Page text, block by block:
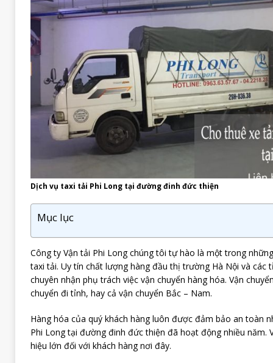
Dịch vụ taxi tải Phi Long tại đường đinh đức thiện
Mục lục
Công ty Vận tải Phi Long chúng tôi tự hào là một trong
taxi tải. Uy tín chất lượng hàng đầu thị trường Hà Nội và các
chuyên nhận phụ trách việc vận chuyển hàng hóa. Vận
chuyển đi tỉnh, hay cả vận chuyển Bắc – Nam.
Hàng hóa của quý khách hàng luôn được đảm bảo an toàn
Phi Long tại đường đinh đức thiện đã hoạt động nhiều năm.
hiệu lớn đối với khách hàng nơi đây.